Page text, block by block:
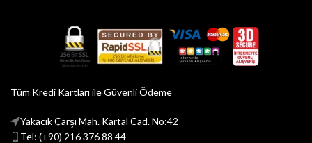
Tüm Kredi Kartları ile Güvenli Ödeme
Yakacık Çarşı Mah. Kartal Cad. No:42
Tel: (+90) 216 376 88 44